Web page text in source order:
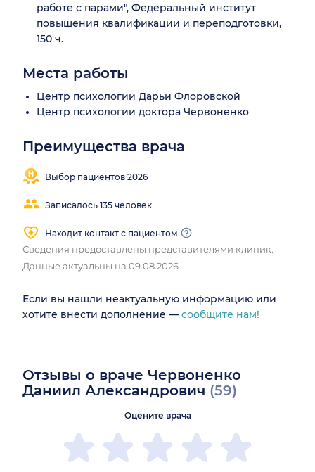
работе с парами", Федеральный институт
повышения квалификации и переподготовки,
150 ч.
Места работы
Центр психологии Дарьи Флоровской
Центр психологии доктора Червоненко
Преимущества врача
Выбор пациентов 2026
Записалось 135 человек
Находит контакт с пациентом
Сведения предоставлены представителями клиник.
Данные актуальны на 09.08.2026
Если вы нашли неактуальную информацию или
хотите внести дополнение — сообщите нам!
Отзывы о враче Червоненко
Даниил Александрович (59)
Оцените врача